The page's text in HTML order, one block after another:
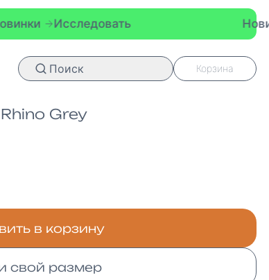
Поиск Корзина
Grey
в корзину
свой размер